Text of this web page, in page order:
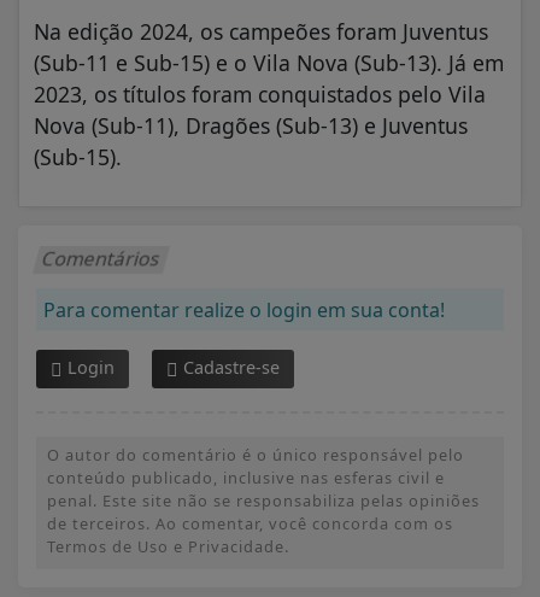
2023, os títulos foram conquistados pelo Vila
Nova (Sub-11), Dragões (Sub-13) e Juventus
(Sub-15).
Para comentar realize o login em sua conta!
Login Cadastre-se
penal. Este site não se responsabiliza pelas opiniões
de terceiros. Ao comentar, você concorda com os
Termos de Uso e Privacidade.